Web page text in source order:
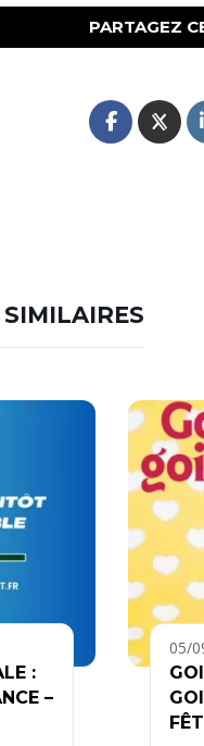
PARTAGEZ
:
–
05/